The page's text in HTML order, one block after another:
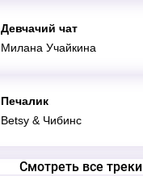
Девчачий чат
Милана Учайкина
Печалик
Betsy & Чибинс
Смотреть все треки